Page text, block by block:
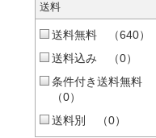
送料
送料無料 （640）
送料込み （0）
条件付き送料無料
（0）
送料別 （0）